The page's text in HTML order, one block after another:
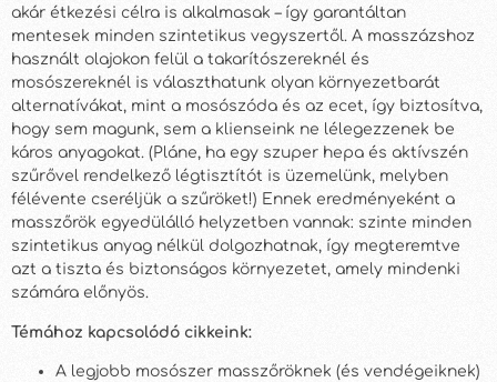
akár étkezési célra is alkalmasak – így garantáltan
mentesek minden szintetikus vegyszertől. A masszázshoz
használt olajokon felül a takarítószereknél és
mosószereknél is választhatunk olyan környezetbarát
alternatívákat, mint a mosószóda és az ecet, így biztosítva,
hogy sem magunk, sem a klienseink ne lélegezzenek be
káros anyagokat. (Pláne, ha egy szuper hepa és aktívszén
szűrővel rendelkező légtisztítót is üzemelünk, melyben
félévente cseréljük a szűröket!) Ennek eredményeként a
masszőrök egyedülálló helyzetben vannak: szinte minden
szintetikus anyag nélkül dolgozhatnak, így megteremtve
azt a tiszta és biztonságos környezetet, amely mindenki
számára előnyös.
Témához kapcsolódó cikkeink:
A legjobb mosószer masszőröknek (és vendégeiknek)